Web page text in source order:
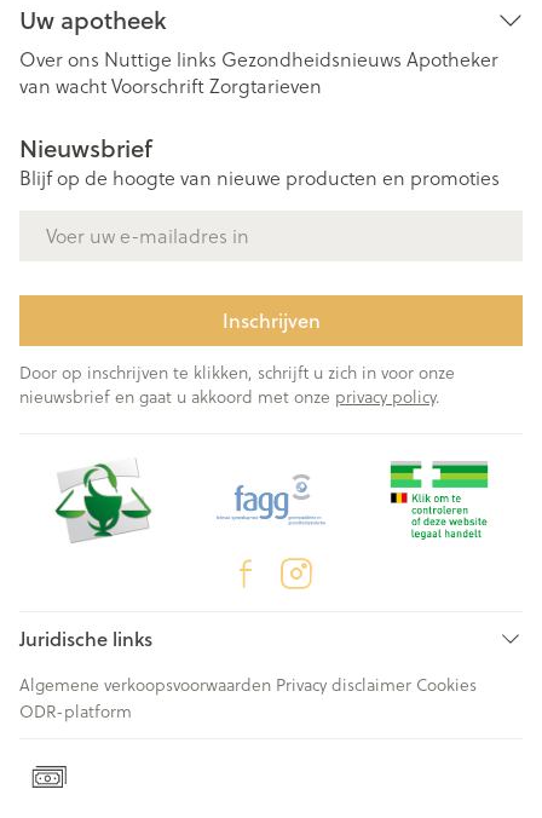
Uw apotheek
Over ons Nuttige links Gezondheidsnieuws Apotheker
van wachtVoorschriftZorgtarieven
Nieuwsbrief
Blijf op de hoogte van nieuwe producten en promoties
Inschrijven
Door op inschrijven te klikken, schrijft u zich in voor onze
nieuwsbrief en gaat u akkoord met onze privacy policy.
Juridische links
Algemene verkoopsvoorwaarden Privacy disclaimer Cookies
ODR-platform